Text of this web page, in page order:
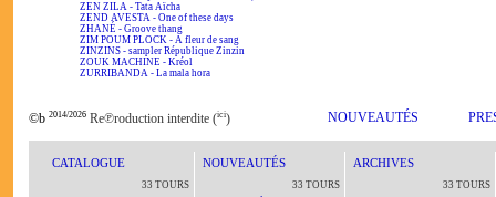
ZEN ZILA - Tata Aïcha
ZEND AVESTA - One of these days
ZHANÉ - Groove thang
ZIM POUM PLOCK - A fleur de sang
ZINZINS - sampler République Zinzin
ZOUK MACHINE - Kréol
ZURRIBANDA - La mala hora
©b 2014/2026 Re℗roduction interdite (ici) NOUVEAUTÉS
CATALOGUE
33 TOURS
NOUVEAUTÉS
33 TOURS
ARCHIVES
33 TOURS